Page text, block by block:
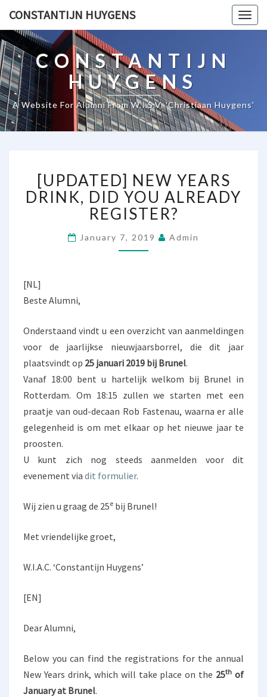
CONSTANTIJN HUYGENS
CONSTANTIJN
HUYGENS
A Website For Alumni From W.I.S.V. 'Christiaan Huygens'
U
P
D
A
T
E
A
R
S
D
I
N
,
I
Y
R
E
G
I
[UPDATED] NEW YEARS
DRINK, DID YOU ALREADY
REGISTER?
January 7, 2019 Admin
[NL]
Beste Alumni,
Onderstaand vindt u een overzicht van aanmeldingen
voor de jaarlijkse nieuwjaarsborrel, die dit jaar
plaatsvindt op 25 januari 2019 bij Brunel.
Vanaf 18:00 bent u hartelijk welkom bij Brunel in
Rotterdam. Om 18:15 zullen we starten met een
praatje van oud-decaan Rob Fastenau, waarna er alle
gelegenheid is om met elkaar op het nieuwe jaar te
proosten.
U kunt zich nog steeds aanmelden voor dit
evenement via dit formulier.
Wij zien u graag de 25e bij Brunel!
Met vriendelijke groet,
W.I.A.C. ‘Constantijn Huygens’
[EN]
Dear Alumni,
Below you can find the registrations for the annual
New Years drink, which will take place on the 25th of
January at Brunel.